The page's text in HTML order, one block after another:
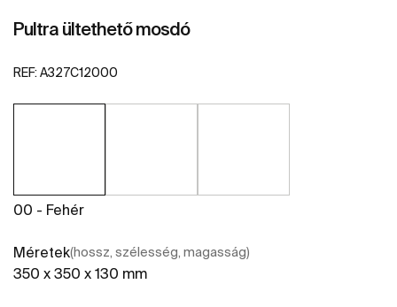
Pultra ültethető mosdó
REF: A327C12000
00 - Fehér
Méretek(hossz, szélesség, magasság)
350 x 350 x 130 mm